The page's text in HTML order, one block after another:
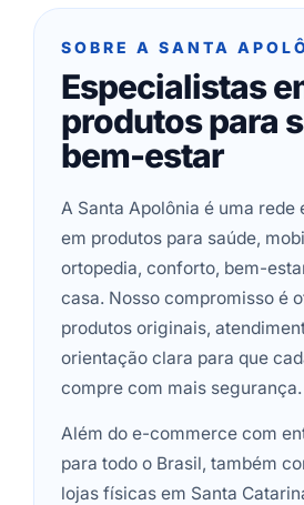
SOBRE A SANTA
Especialistas
produtos para
bem-estar
A Santa Apolônia é uma rede
em produtos para saúde,
ortopedia, conforto, bem-
casa. Nosso compromisso é
produtos originais,
orientação clara para que
compre com mais segurança.
Além do e-commerce com
para todo o Brasil, também
lojas físicas em Santa